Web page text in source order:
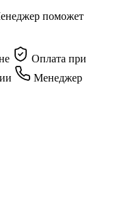
поможет
Оплата при
Менеджер